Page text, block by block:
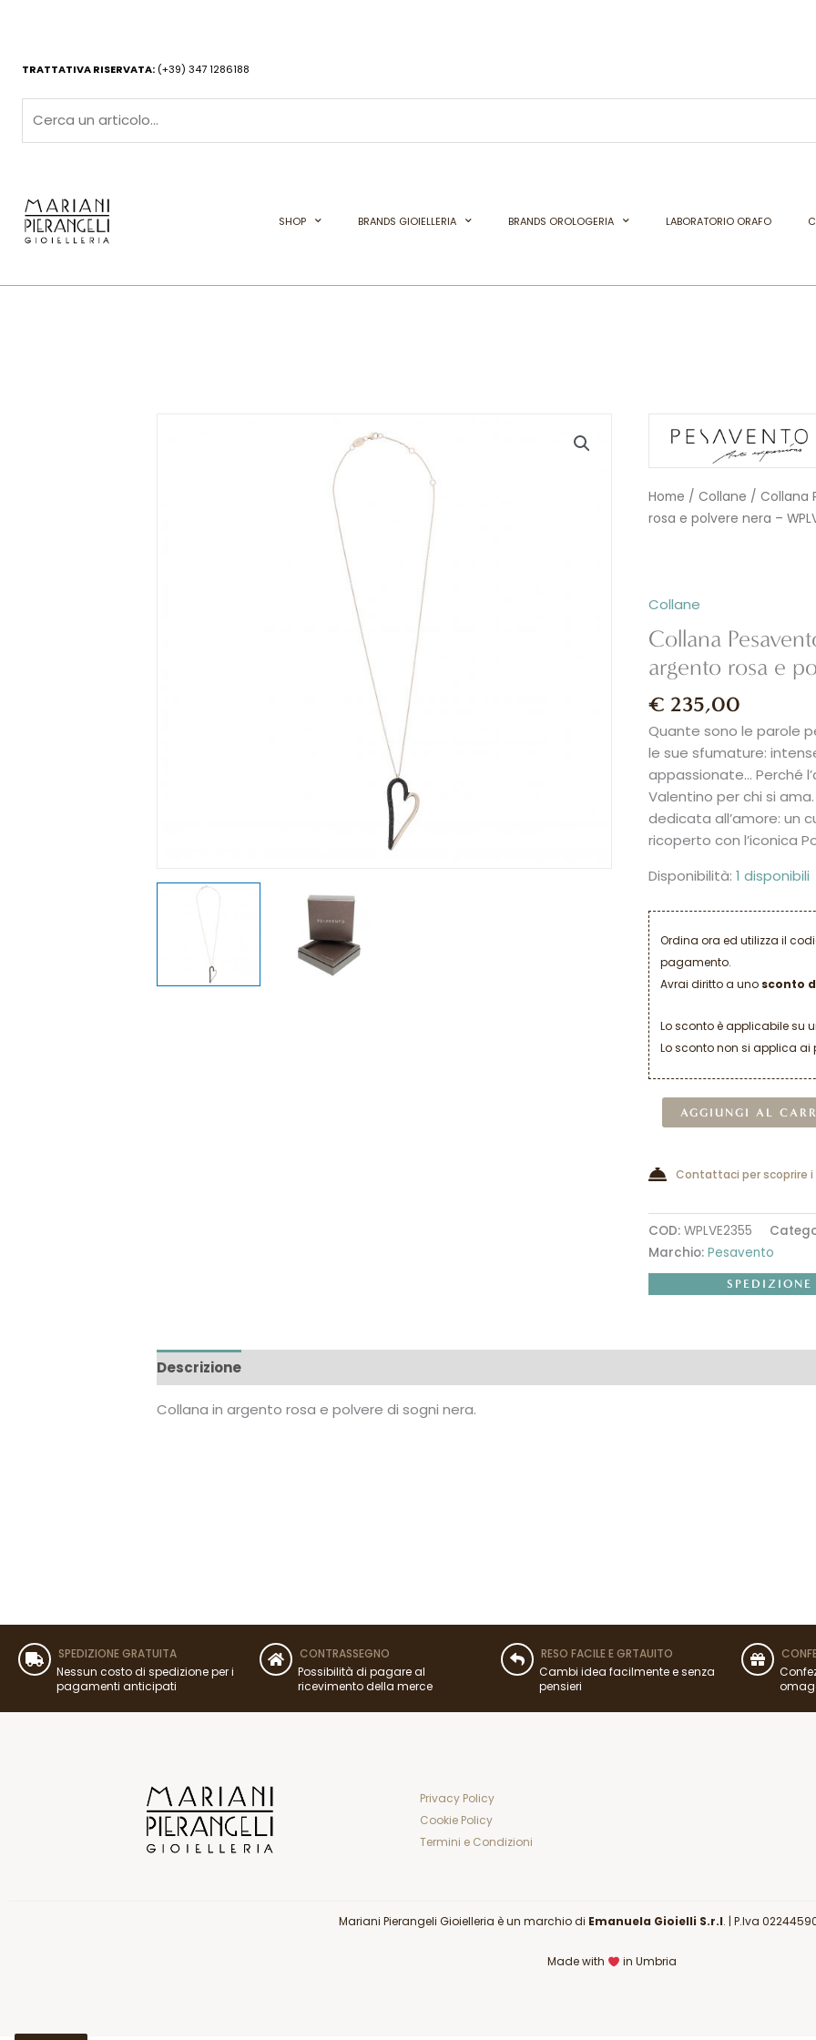
TRATTATIVA RISERVATA: (+39) 347 1286188
SHOP BRANDS GIOIELLERIA BRANDS OROLOGERIA LABORATORIO ORAFO
Home / Collane / Collana
rosa e polvere nera –
Collane
Collana
argento rosa e
€ 235,00
Quante sono le parole
le sue sfumature:
appassionate… Perché
Valentino per chi si ama.
dedicata all’amore: un
ricoperto con l’iconica
Disponibilità: 1 disponibili
Ordina ora ed utilizza il
pagamento.
Avrai diritto a uno sconto
Lo sconto è applicabile su
Lo sconto non si applica ai
Pesavento
WORDS
OF
LOVE
e
nera
-
WPLVE2355
quantità
AGGIUNGI AL
Contattaci per scoprire
COD: WPLVE2355
Marchio: Pesavento
Descrizione
Collana in argento rosa e polvere di sogni nera.
SPEDIZIONE GRATUITA
Nessun costo di spedizione per i
pagamenti anticipati
CONTRASSEGNO
Possibilità di pagare al
ricevimento della merce
RESO FACILE E GRTAUITO
Cambi idea facilmente e senza
pensieri
Privacy Policy
Cookie Policy
Termini e Condizioni
Mariani Pierangeli Gioielleria è un marchio di Emanuela Gioielli S.r.l. | P.Iva
Made with in Umbria